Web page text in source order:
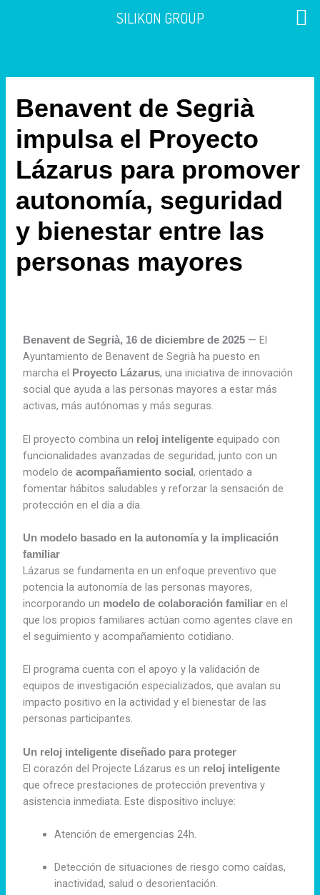
Benavent de Segrià
impulsa el Proyecto
Lázarus para promover
autonomía, seguridad
y bienestar entre las
personas mayores
Benavent de Segrià, 16 de diciembre de 2025 — El
Ayuntamiento de Benavent de Segrià ha puesto en
marcha el
Proyecto Lázarus, una iniciativa de innovación
social que ayuda a las personas mayores a estar más
activas, más autónomas y más seguras.
El proyecto combina un reloj inteligente equipado con
funcionalidades avanzadas de seguridad, junto con un
modelo deacompañamiento social, orientado a
fomentar hábitos saludables y reforzar la sensación de
protección en el día a día.
Un modelo basado en la autonomía y la implicación
familiar
Lázarus se fundamenta en un enfoque preventivo que
potencia la autonomía de las personas mayores,
incorporando un modelo de colaboración familiar en el
que los propios familiares actúan como agentes clave en
el seguimiento y acompañamiento cotidiano.
El programa cuenta con el apoyo y la validación de
equipos de investigación especializados, que avalan su
impacto positivo en la actividad y el bienestar de las
personas participantes.
Un reloj inteligente diseñado para proteger
El corazón del Projecte Lázarus es un reloj inteligente
que ofrece prestaciones de protección preventiva y
asistencia inmediata. Este dispositivo incluye:
Atención de emergencias 24h.
Detección de situaciones de riesgo como caídas,
inactividad, salud o desorientación.
SILIKON GROUP